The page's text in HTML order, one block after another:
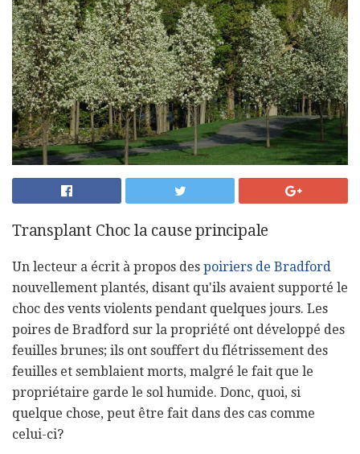
Transplant Choc la cause principale
Un lecteur a écrit à propos des poiriers de Bradford
nouvellement plantés, disant qu'ils avaient supporté le
choc des vents violents pendant quelques jours. Les
poires de Bradford sur la propriété ont développé des
feuilles brunes; ils ont souffert du flétrissement des
feuilles et semblaient morts, malgré le fait que le
propriétaire garde le sol humide. Donc, quoi, si
quelque chose, peut être fait dans des cas comme
celui-ci?